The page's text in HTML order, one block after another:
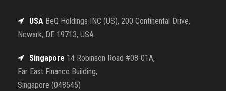
USA BeQ Holdings INC (US), 200 Continental Drive,
Newark, DE 19713, USA
Singapore 14 Robinson Road #08-01A,
Far East Finance Building,
Singapore (048545)